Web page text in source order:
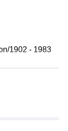
1902 - 1983